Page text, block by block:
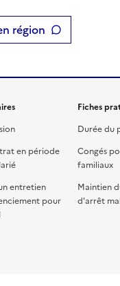
région
en période
entretien
pour
Fiches
Durée du
Congés
familiaux
Maintien
d'arrêt